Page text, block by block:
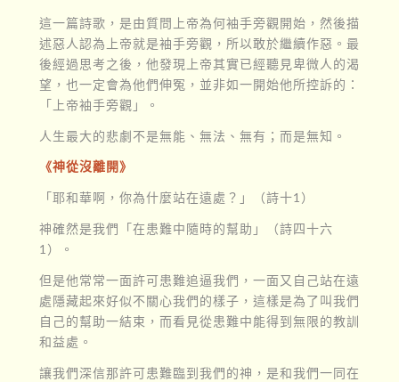
這一篇詩歌，是由質問上帝為何袖手旁觀開始，然後描
述惡人認為上帝就是袖手旁觀，所以敢於繼續作惡。最
後經過思考之後，他發現上帝其實已經聽見卑微人的渴
望，也一定會為他們伸冤，並非如一開始他所控訴的：
「上帝袖手旁觀」。
人生最大的悲劇不是無能、無法、無有；而是無知。
《神從沒離開》
「耶和華啊，你為什麼站在遠處？」（詩十1）
神確然是我們「在患難中隨時的幫助」（詩四十六
1）。
但是他常常一面許可患難追逼我們，一面又自己站在遠
處隱藏起來好似不關心我們的樣子，這樣是為了叫我們
自己的幫助一結束，而看見從患難中能得到無限的教訓
和益處。
讓我們深信那許可患難臨到我們的神，是和我們一同在